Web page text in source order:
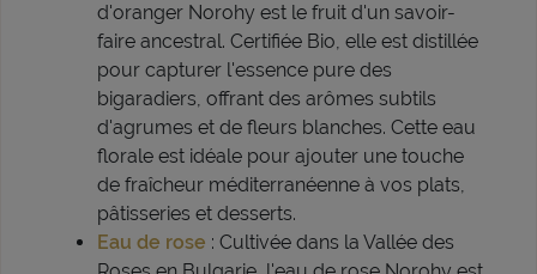
d'oranger Norohy est le fruit d'un savoir-
faire ancestral. Certifiée Bio, elle est distillée
pour capturer l'essence pure des
bigaradiers, offrant des arômes subtils
d'agrumes et de fleurs blanches. Cette eau
florale est idéale pour ajouter une touche
de fraîcheur méditerranéenne à vos plats,
pâtisseries et desserts.
Eau de rose : Cultivée dans la Vallée des